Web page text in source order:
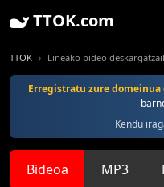
TTOK.com
TTOK Lineako bideo
Erregistratu zure domeinua
Kendu
Bideoa MP3